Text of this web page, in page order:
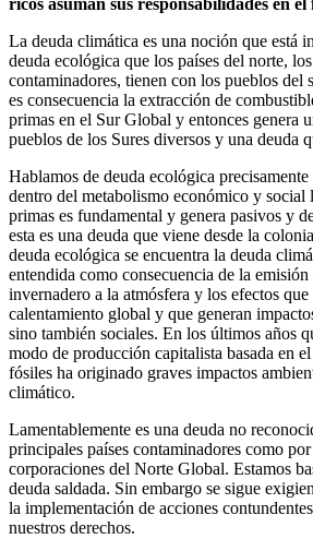
ricos asuman sus responsabilidades en
La deuda climática es una noción que está
deuda ecológica que los países del norte,
contaminadores, tienen con los pueblos del
es consecuencia la extracción de
primas en el Sur Global y entonces genera
pueblos de los Sures diversos y una deuda
Hablamos de deuda ecológica
dentro del metabolismo económico y social
primas es fundamental y genera pasivos y
esta es una deuda que viene desde la
deuda ecológica se encuentra la deuda
entendida como consecuencia de la emisión
invernadero a la atmósfera y los efectos que
calentamiento global y que generan
sino también sociales. En los últimos años
modo de producción capitalista basada en
fósiles ha originado graves impactos
climático.
Lamentablemente es una deuda no
principales países contaminadores como
corporaciones del Norte Global. Estamos
deuda saldada. Sin embargo se sigue
la implementación de acciones
nuestros derechos.